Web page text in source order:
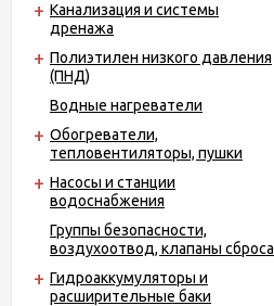
Канализация и системы
дренажа
Полиэтилен низкого давления
(ПНД)
Водные нагреватели
Обогреватели,
тепловентиляторы, пушки
Насосы и станции
водоснабжения
Группы безопасности,
воздухоотвод, клапаны сброса
Гидроаккумуляторы и
расширительные баки